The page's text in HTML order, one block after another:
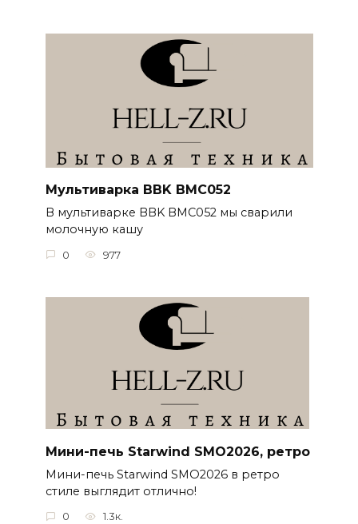
Мультиварка BBK BMC052
В мультиварке BBK BMC052 мы сварили
молочную кашу
0 977
Мини-печь Starwind SMO2026, ретро
Мини-печь Starwind SMO2026 в ретро
стиле выглядит отлично!
0 1.3к.